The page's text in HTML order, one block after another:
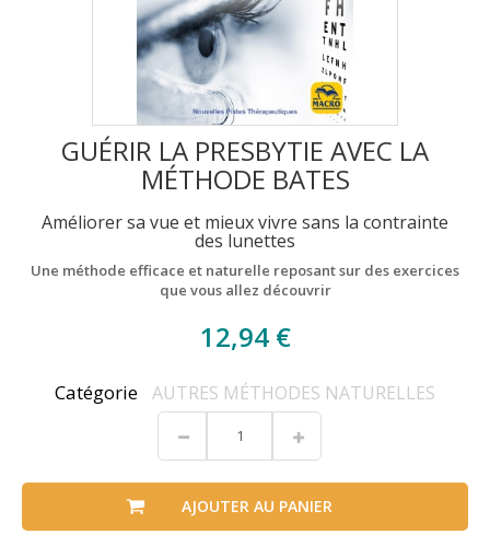
GUÉRIR LA PRESBYTIE AVEC LA
MÉTHODE BATES
Améliorer sa vue et mieux vivre sans la contrainte
des lunettes
Une méthode efficace et naturelle reposant sur des exercices
que vous allez découvrir
12,94 €
Catégorie AUTRES MÉTHODES NATURELLES
AJOUTER AU PANIER